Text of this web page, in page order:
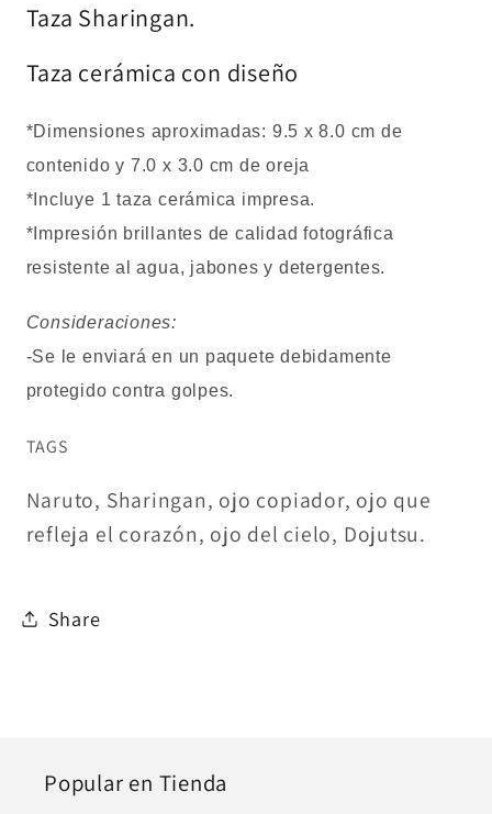
Taza Sharingan.
Taza cerámica con diseño
*Dimensiones aproximadas: 9.5 x 8.0 cm de
contenido y 7.0 x 3.0 cm de oreja
*Incluye 1 taza cerámica impresa.
*Impresión brillantes de calidad fotográfica
resistente al agua, jabones y detergentes.
Consideraciones:
-Se le enviará en un paquete debidamente
protegido contra golpes.
TAGS
Naruto, Sharingan, ojo copiador, ojo que
refleja el corazón, ojo del cielo, Dojutsu.
Share
Popular en Tienda